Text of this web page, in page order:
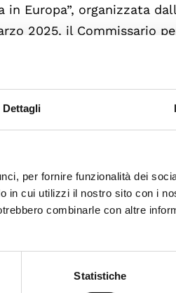
Dettagli
per fornire funzionalità dei
in cui utilizzi il nostro sito con i
combinarle con altre
Statistiche
Europa”, organizzata
2025, il Commissario
di garantire
Hansen, i fondi non
ma piuttosto sostenere
intraprendere questo
valore sociale, ecologico o
più sostenibili e locali,
di prossimità. Queste
a resistere senza adeguati
più inclusiva e
welfare o come
e da iniziative dettate